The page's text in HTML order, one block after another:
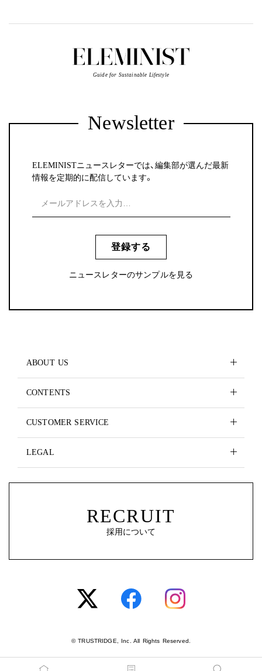
Guide for Sustainable Lifestyle
Newsletter
ELEMINISTニュースレターでは、編集部が選んだ最新
情報を定期的に配信しています。
登録する
ニュースレターのサンプルを見る
ABOUT US
CONTENTS
CUSTOMER SERVICE
LEGAL
RECRUIT
採用について
© TRUSTRIDGE, Inc. All Rights Reserved.